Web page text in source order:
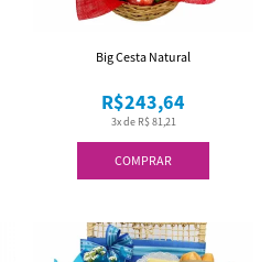
COMPRAR
3x de R$ 81,21
R$243,64
Big Cesta Natural